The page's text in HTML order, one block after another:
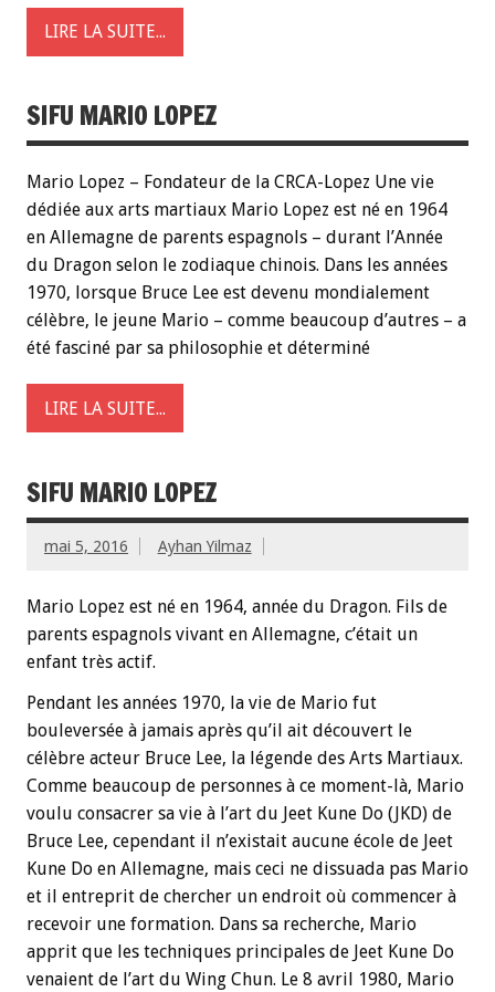
LIRE LA SUITE...
SIFU MARIO LOPEZ
Mario Lopez – Fondateur de la CRCA-Lopez Une vie
dédiée aux arts martiaux Mario Lopez est né en 1964
en Allemagne de parents espagnols – durant l’Année
du Dragon selon le zodiaque chinois. Dans les années
1970, lorsque Bruce Lee est devenu mondialement
célèbre, le jeune Mario – comme beaucoup d’autres – a
été fasciné par sa philosophie et déterminé
LIRE LA SUITE...
SIFU MARIO LOPEZ
mai 5, 2016 Ayhan Yilmaz
Mario Lopez est né en 1964, année du Dragon. Fils de
parents espagnols vivant en Allemagne, c’était un
enfant très actif.
Pendant les années 1970, la vie de Mario fut
bouleversée à jamais après qu’il ait découvert le
célèbre acteur Bruce Lee, la légende des Arts Martiaux.
Comme beaucoup de personnes à ce moment-là, Mario
voulu consacrer sa vie à l’art du Jeet Kune Do (JKD) de
Bruce Lee, cependant il n’existait aucune école de Jeet
Kune Do en Allemagne, mais ceci ne dissuada pas Mario
et il entreprit de chercher un endroit où commencer à
recevoir une formation. Dans sa recherche, Mario
apprit que les techniques principales de Jeet Kune Do
venaient de l’art du Wing Chun. Le 8 avril 1980, Mario